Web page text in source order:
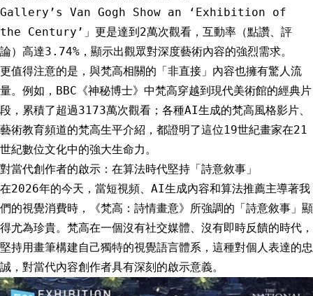
Gallery’s Van Gogh Show an ‘Exhibition of
the Century’」更是達到2萬次觀看，互動率（點讚、評
論）高達3.74%，顯示出觀眾對深度藝術內容的強烈需求。
更值得注意的是，與梵高相關的「非直接」內容也擁有驚人流
量。例如，BBC《神秘博士》中梵高穿越到現代美術館的經典片
段，累積了超過3173萬次觀看；各種AI生成的梵高風格影片、
藝術教育頻道的梵高生平介紹，都證明了這位19世紀畫家在21
世紀數位文化中的強大生命力。
對當代創作者的啟示：在算法時代堅持「詩意敘事」
在2026年的今天，當短視頻、AI生成內容和算法推薦主導著我
們的視覺消費時，《梵高：詩情畫意》所強調的「詩意敘事」顯
得尤為珍貴。梵高在一個沒有社交媒體、沒有即時反饋的時代，
堅持用畫筆構建自己獨特的視覺語言體系，這種對個人表達的忠
誠，對當代內容創作者具有深刻的啟示意義。